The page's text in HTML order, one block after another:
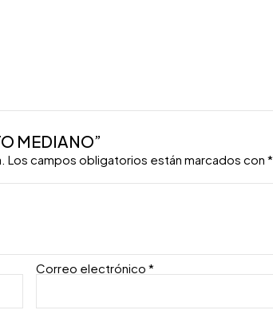
MEDIANO”
Los campos obligatorios están marcados con*
Correo electrónico*